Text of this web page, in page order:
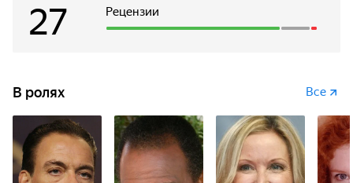
Рецензии
27
В ролях Все